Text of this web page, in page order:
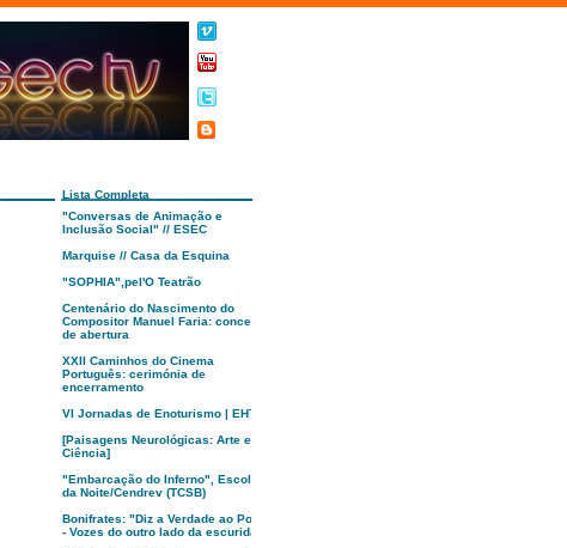
Lista Completa
"Conversas de Animação e
Inclusão Social" // ESEC
Marquise // Casa da Esquina
"SOPHIA",pel'O Teatrão
Centenário do Nascimento do
Compositor Manuel Faria: concerto
de abertura
XXII Caminhos do Cinema
Português: cerimónia de
encerramento
VI Jornadas de Enoturismo | EHTC
[Paisagens Neurológicas: Arte e
Ciência]
"Embarcação do Inferno", Escola
da Noite/Cendrev (TCSB)
Bonifrates: "Diz a Verdade ao Poder
- Vozes do outro lado da escuridão"